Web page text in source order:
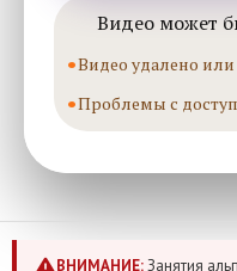
Видео может
Видео удалено или
Проблемы с
ВНИМАНИЕ:Занятия